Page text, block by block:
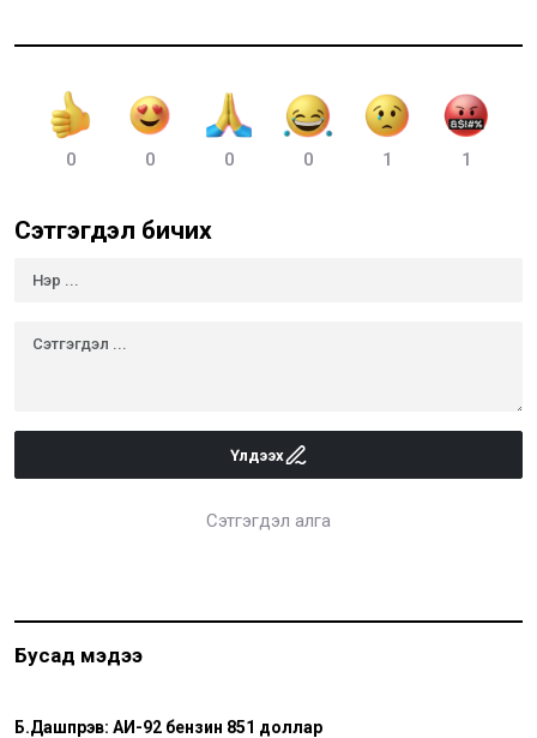
0 0 0 0 1 1
Сэтгэгдэл бичих
Үлдээх
Сэтгэгдэл алга
Бусад мэдээ
Б.Дашпүрэв: АИ-92 бензин 851 доллар